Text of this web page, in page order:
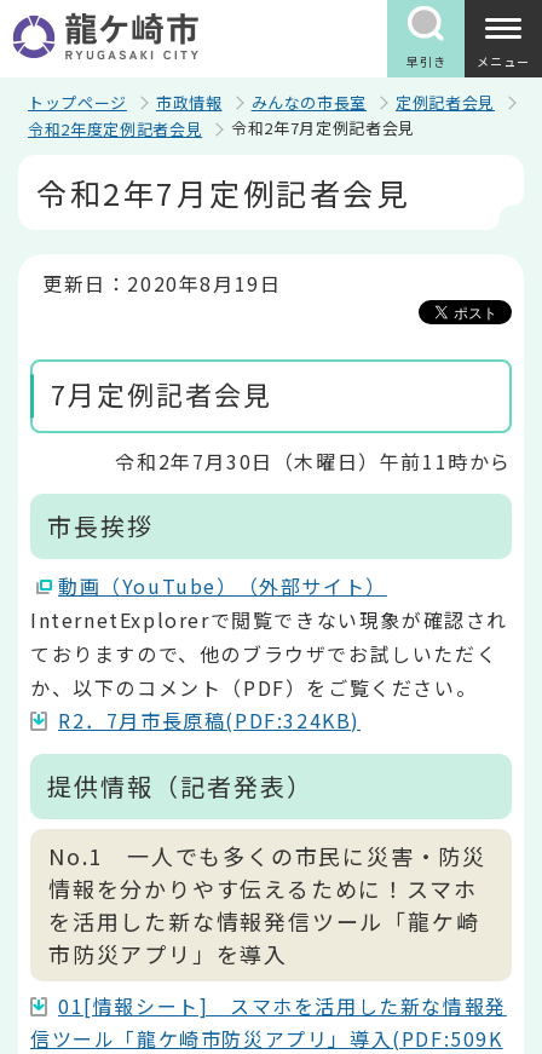
の
ペ
早引き メニュー
トップページ 市政情報 みんなの市長室
定例記者会見
令和2年度定例記者会見
令和2年7月定例記者会見
令和2年7月定例記者会見
更新日：2020年8月19日
7月定例記者会見
令和2年7月30日（木曜日）午前11時から
市長挨拶
動画（YouTube）（外部サイト）
InternetExplorerで閲覧できない現象が確認され
ておりますので、他のブラウザでお試しいただく
か、以下のコメント（PDF）をご覧ください。
R2．7月市長原稿(PDF:324KB)
提供情報（記者発表）
No.1 一人でも多くの市民に災害・防災
情報を分かりやす伝えるために！スマホ
を活用した新な情報発信ツール「龍ケ崎
市防災アプリ」を導入
01[情報シート] スマホを活用した新な情報発
信ツール「龍ケ崎市防災アプリ」導入(PDF:509K